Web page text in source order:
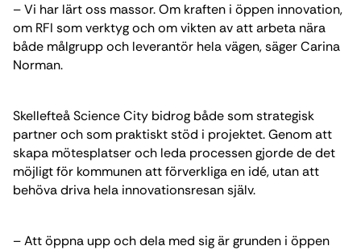
– Vi har lärt oss massor. Om kraften i öppen innovation,
om RFI som verktyg och om vikten av att arbeta nära
både målgrupp och leverantör hela vägen, säger Carina
Norman.
Skellefteå Science City bidrog både som strategisk
partner och som praktiskt stöd i projektet. Genom att
skapa mötesplatser och leda processen gjorde de det
möjligt för kommunen att förverkliga en idé, utan att
behöva driva hela innovationsresan själv.
– Att öppna upp och dela med sig är grunden i öppen